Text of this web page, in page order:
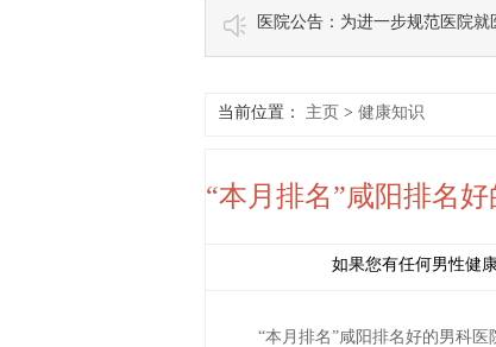
医院公告：为进一步规范医院
当前位置： 主页 > 健康知识
“本月排名”咸阳排名
如果您有任何男性健
“本月排名”咸阳排名好的男科医